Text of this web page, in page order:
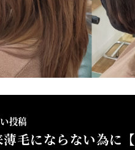
投稿
毛にならない為に